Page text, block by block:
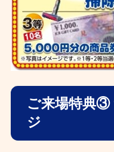
ご来場特典③
ジ